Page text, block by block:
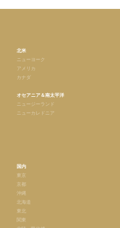
北米
ニューヨーク
アメリカ
カナダ
オセアニア＆南太平洋
ニュージーランド
ニューカレドニア
国内
東京
京都
沖縄
北海道
東北
関東